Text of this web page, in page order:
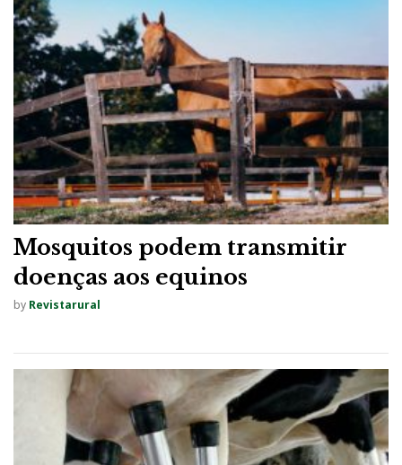
Mosquitos podem transmitir
doenças aos equinos
by Revistarural